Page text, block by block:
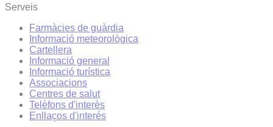
Serveis
Farmàcies de guàrdia
Informació meteorològica
Cartellera
Informació general
Informació turística
Associacions
Centres de salut
Telèfons d'interès
Enllaços d'interés